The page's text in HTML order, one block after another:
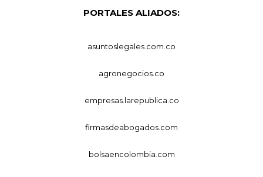
PORTALES ALIADOS:
asuntoslegales.com.co
agronegocios.co
empresas.larepublica.co
firmasdeabogados.com
bolsaencolombia.com